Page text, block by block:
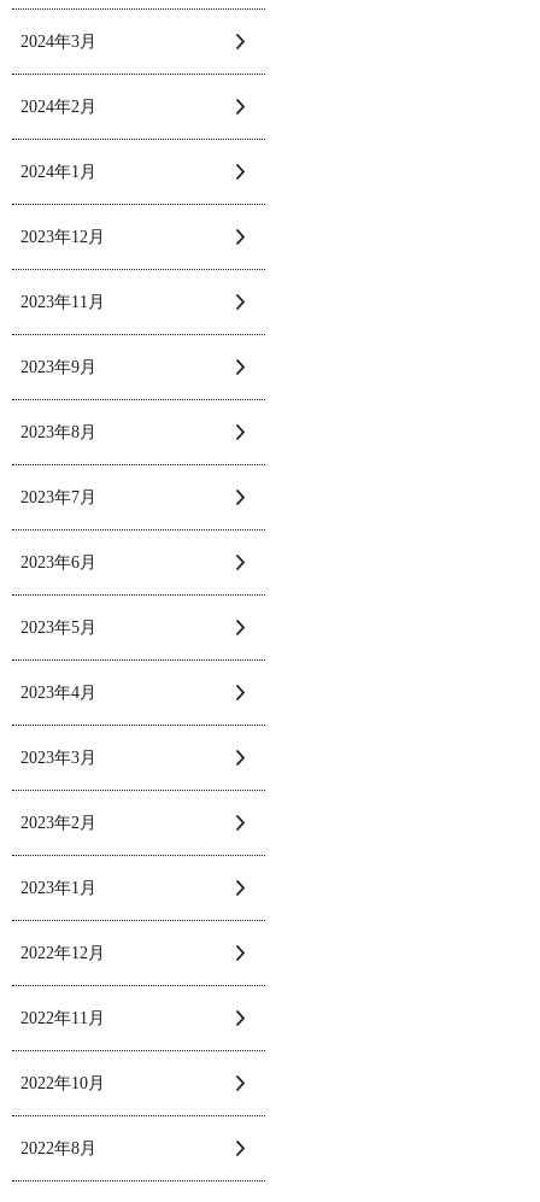
2024年3月
2024年2月
2024年1月
2023年12月
2023年11月
2023年9月
2023年8月
2023年7月
2023年6月
2023年5月
2023年4月
2023年3月
2023年2月
2023年1月
2022年12月
2022年11月
2022年10月
2022年8月